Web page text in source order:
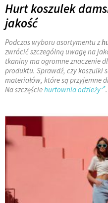
Hurt koszulek
jakość
Podczas wyboru asortymentu z
zwrócić szczególną uwagę na
tkaniny ma ogromne znaczenie
produktu. Sprawdź, czy koszulki
materiałów, które są przyjemne
Na szczęściehurtownia odzieży